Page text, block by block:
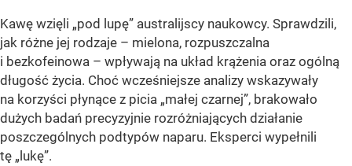
Kawę wzięli „pod lupę” australijscy naukowcy. Sprawdzili,
jak różne jej rodzaje – mielona, rozpuszczalna
i bezkofeinowa – wpływają na układ krążenia oraz ogólną
długość życia. Choć wcześniejsze analizy wskazywały
na korzyści płynące z picia „małej czarnej”, brakowało
dużych badań precyzyjnie rozróżniających działanie
poszczególnych podtypów naparu. Eksperci wypełnili
tę „lukę”.